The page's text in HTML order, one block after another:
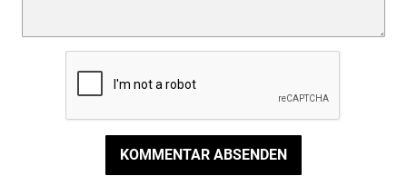
KOMMENTAR ABSENDEN